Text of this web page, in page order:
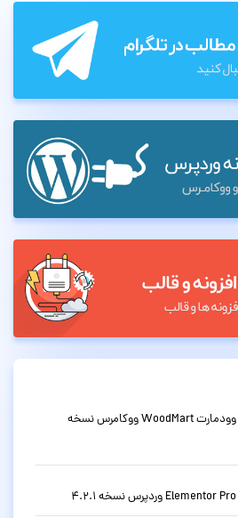
قالب فروشگاهی چندمنظوره وودمارت WoodMart ووکامرس نسخه